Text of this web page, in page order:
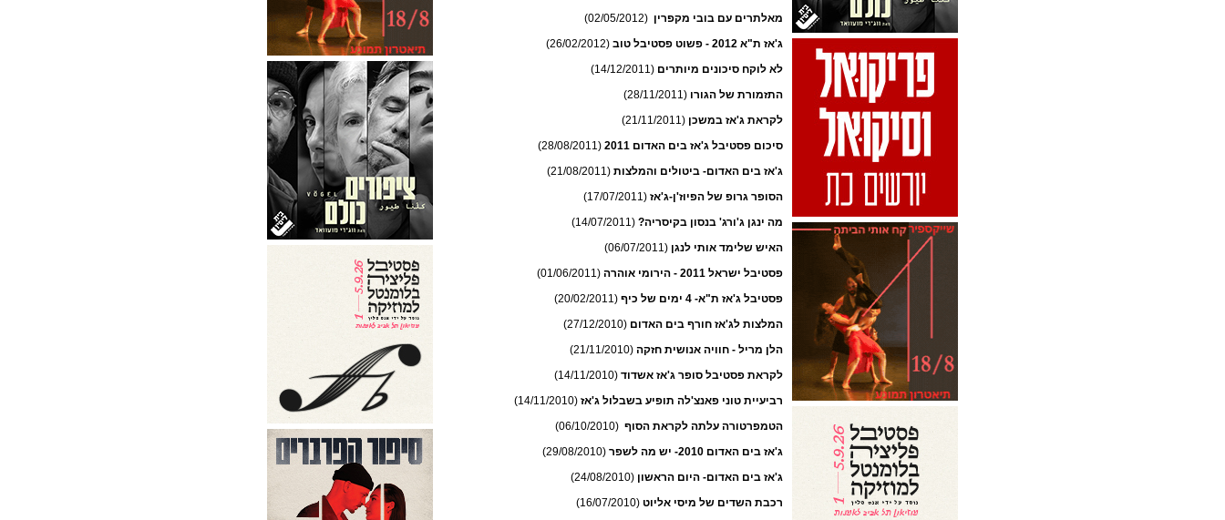
מאלתרים עם בובי מקפרין (02/05/2012)
ג'אז ת"א 2012 - פשוט פסטיבל טוב
(26/02/2012)
לא לוקח סיכונים מיותרים (14/12/2011)
התזמורת של הגורו (28/11/2011)
לקראת ג'אז במשכן (21/11/2011)
סיכום פסטיבל ג'אז בים האדום 2011
(28/08/2011)
ג'אז בים האדום- ביטולים והמלצות (21/08/2011)
הסופר גרופ של הפיוז'ן-ג'אז (17/07/2011)
מה ינגן ג'ורג' בנסון בקיסריה? (14/07/2011)
האיש שלימד אותי לנגן (06/07/2011)
פסטיבל ישראל 2011 - הירומי אוהרה
(01/06/2011)
פסטיבל ג'אז ת"א- 4 ימים של כיף
(20/02/2011)
המלצות לג'אז חורף בים האדום (27/12/2010)
הלן מריל - חוויה אנושית חזקה (21/11/2010)
לקראת פסטיבל סופר ג'אז אשדוד (14/11/2010)
רביעיית טוני פאנצ'לה תופיע בשבלול ג'אז (14/11/2010)
הטמפרטורה עלתה לקראת הסוף (06/10/2010)
ג'אז בים האדום 2010- יש מה לשפר
(29/08/2010)
ג'אז בים האדום- היום הראשון (24/08/2010)
רכבת השדים של מיסי אליוט (16/07/2010)